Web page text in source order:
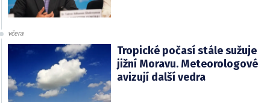
včera
Tropické počasí stále sužuje
jižní Moravu. Meteorologové
avizují další vedra